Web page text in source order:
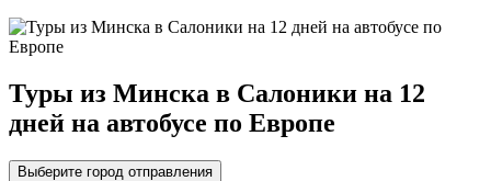
Туры из Минска в Салоники на 12
дней на автобусе по Европе
Выберите город отправления